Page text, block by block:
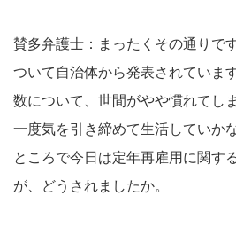
賛多弁護士：まったくその通りで
ついて自治体から発表されていま
数について、世間がやや慣れてし
一度気を引き締めて生活していか
ところで今日は定年再雇用に関す
が、どうされましたか。